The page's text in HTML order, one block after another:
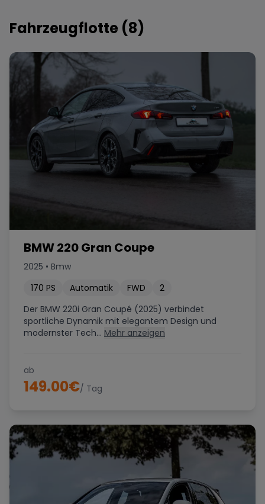
Fahrzeugflotte (8)
BMW 220 Gran Coupe
2025 • Bmw
170 PS Automatik FWD
2
Der BMW 220i Gran Coupé (2025) verbindet
sportliche Dynamik mit elegantem Design und
modernster Tech... Mehr anzeigen
ab
149.00€/ Tag